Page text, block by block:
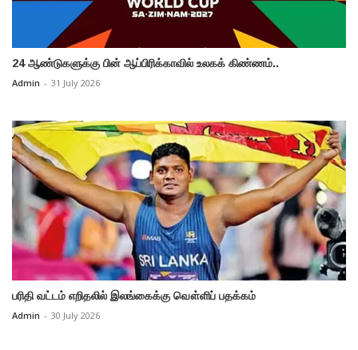
24 ஆண்டுகளுக்கு பின் ஆப்பிரிக்காவில் உலகக் கிண்ணம்..
Admin - 31 July 2026
பரிதி வட்டம் எறிதலில் இலங்கைக்கு வௌ்ளிப் பதக்கம்
Admin - 30 July 2026